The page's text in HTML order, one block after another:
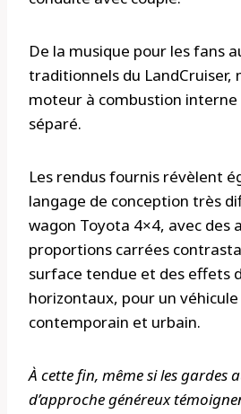
De la musique pour les fans
traditionnels du LandCruiser,
moteur à combustion interne
séparé.
Les rendus fournis révèlent
langage de conception très
wagon Toyota 4×4, avec des
proportions carrées
surface tendue et des effets
horizontaux, pour un
contemporain et urbain.
À cette fin, même si les gardes
d’approche généreux